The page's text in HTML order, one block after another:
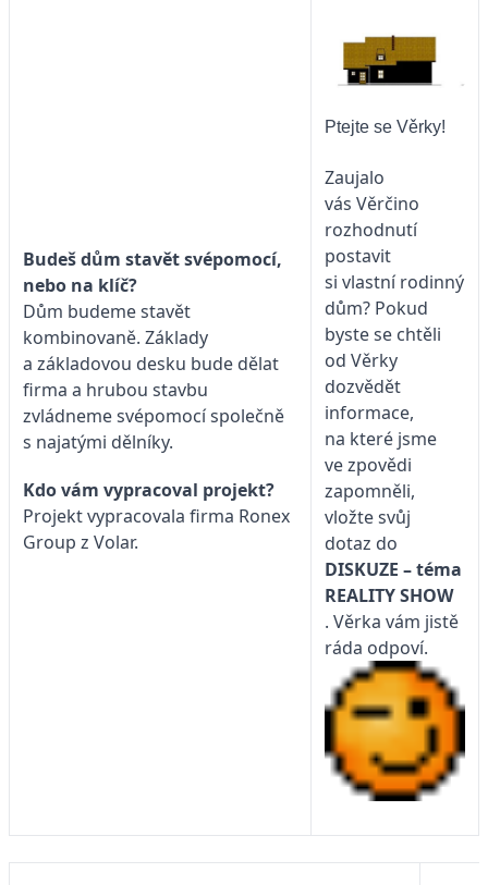
Budeš dům stavět svépomocí,
nebo na klíč?
Dům budeme stavět
kombinovaně. Základy
a základovou desku bude dělat
firma a hrubou stavbu
zvládneme svépomocí společně
s najatými dělníky.
Kdo vám vypracoval projekt?
Projekt vypracovala firma Ronex
Group z Volar.
Ptejte se Věrky!
Zaujalo
vás Věrčino
rozhodnutí
postavit
si vlastní rodinný
dům? Pokud
byste se chtěli
od Věrky
dozvědět
informace,
na které jsme
ve zpovědi
zapomněli,
vložte svůj
dotaz do
DISKUZE – téma
REALITY SHOW
. Věrka vám jistě
ráda odpoví.